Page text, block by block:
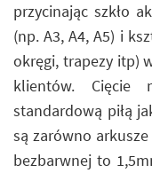
przycinając szkło
(np. A3, A4, A5) i
okręgi, trapezy itp)
klientów. Cięcie
standardową piłą
są zarówno
bezbarwnej to